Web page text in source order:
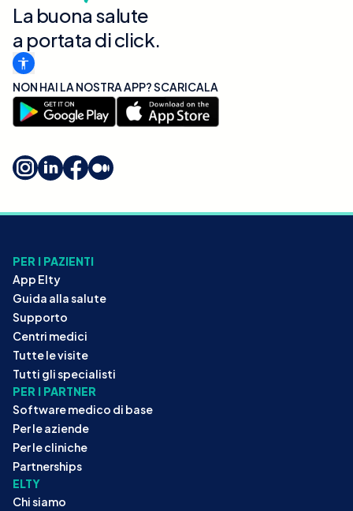
La buona salute
a portata di click.
NON HAI LA NOSTRA APP? SCARICALA
PER I PAZIENTI
App Elty
Guida alla salute
Supporto
Centri medici
Tutte le visite
Tutti gli specialisti
PER I PARTNER
Software medico di base
Per le aziende
Per le cliniche
Partnerships
ELTY
Chi siamo